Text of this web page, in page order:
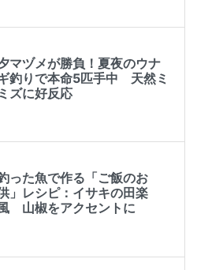
マヅメが勝負！夏夜のウナ
釣りで本命5匹手中 天然ミ
ミズに好反応
った魚で作る「ご飯のお
」レシピ：イサキの田楽
山椒をアクセントに